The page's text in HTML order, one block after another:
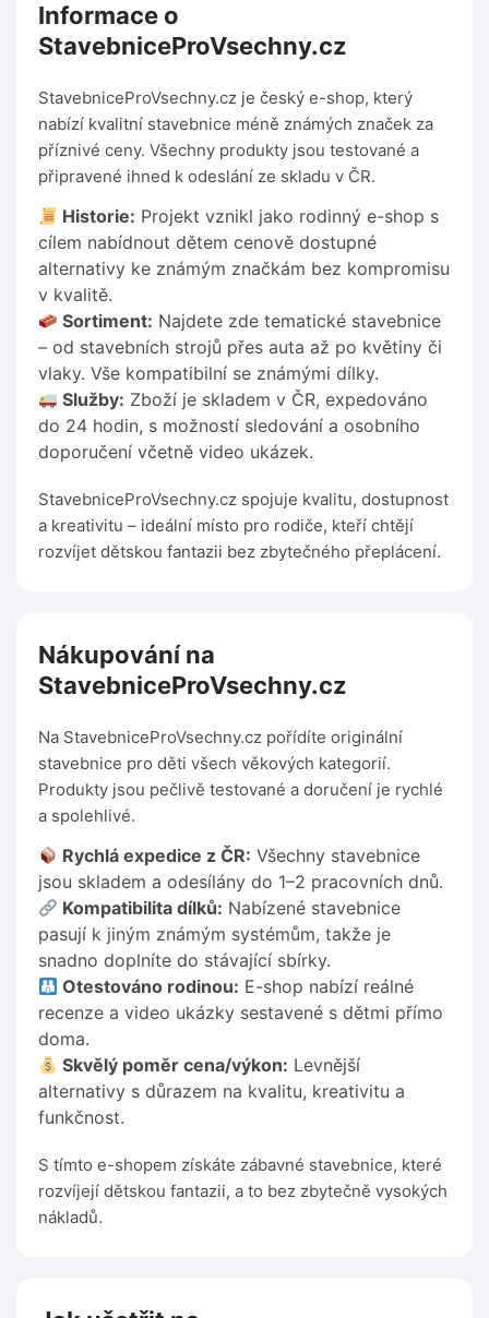
Informace o
StavebniceProVsechny.cz
StavebniceProVsechny.cz je český e-shop, který
nabízí kvalitní stavebnice méně známých značek za
příznivé ceny. Všechny produkty jsou testované a
připravené ihned k odeslání ze skladu v ČR.
Historie: Projekt vznikl jako rodinný e-shop s
cílem nabídnout dětem cenově dostupné
alternativy ke známým značkám bez kompromisu
v kvalitě.
Sortiment: Najdete zde tematické stavebnice
– od stavebních strojů přes auta až po květiny či
vlaky. Vše kompatibilní se známými dílky.
Služby: Zboží je skladem v ČR, expedováno
do 24 hodin, s možností sledování a osobního
doporučení včetně video ukázek.
StavebniceProVsechny.cz spojuje kvalitu, dostupnost
a kreativitu – ideální místo pro rodiče, kteří chtějí
rozvíjet dětskou fantazii bez zbytečného přeplácení.
Nákupování na
StavebniceProVsechny.cz
Na StavebniceProVsechny.cz pořídíte originální
stavebnice pro děti všech věkových kategorií.
Produkty jsou pečlivě testované a doručení je rychlé
a spolehlivé.
Rychlá expedice z ČR: Všechny stavebnice
jsou skladem a odesílány do 1–2 pracovních dnů.
Kompatibilita dílků: Nabízené stavebnice
pasují k jiným známým systémům, takže je
snadno doplníte do stávající sbírky.
Otestováno rodinou: E-shop nabízí reálné
recenze a video ukázky sestavené s dětmi přímo
doma.
Skvělý poměr cena/výkon: Levnější
alternativy s důrazem na kvalitu, kreativitu a
funkčnost.
S tímto e-shopem získáte zábavné stavebnice, které
rozvíjejí dětskou fantazii, a to bez zbytečně vysokých
nákladů.